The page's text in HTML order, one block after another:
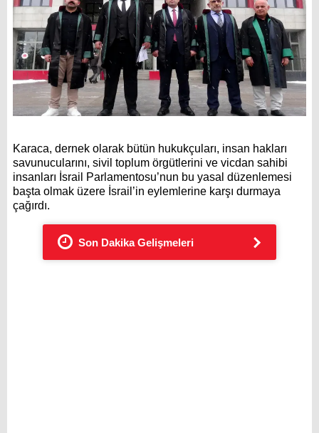
Karaca, dernek olarak bütün hukukçuları, insan hakları
savunucularını, sivil toplum örgütlerini ve vicdan sahibi
insanları İsrail Parlamentosu’nun bu yasal düzenlemesi
başta olmak üzere İsrail’in eylemlerine karşı durmaya
çağırdı.
Son Dakika Gelişmeleri